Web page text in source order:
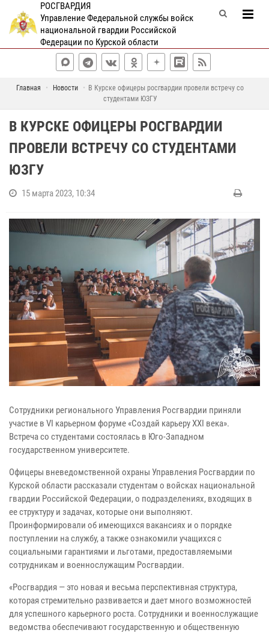
РОСГВАРДИЯ
Управление Федеральной службы войск
национальной гвардии Российской
Федерации по Курской области
Главная Новости
В Курске офицеры росгвардии провели встречу со
студентами ЮЗГУ
В КУРСКЕ ОФИЦЕРЫ РОСГВАРДИИ
ПРОВЕЛИ ВСТРЕЧУ СО СТУДЕНТАМИ
ЮЗГУ
15 марта 2023, 10:34
Сотрудники регионального Управления Росгвардии приняли
участие в VI карьерном форуме «Создай карьеру XXI века».
Встреча со студентами состоялась в Юго-Западном
государственном университете.
Офицеры вневедомственной охраны Управления Росгвардии по
Курской области рассказали студентам о войсках национальной
гвардии Российской Федерации, о подразделениях, входящих в
ее структуру и задачах, которые они выполняют.
Проинформировали об имеющихся вакансиях и о порядке
поступлении на службу, а также ознакомили учащихся с
социальными гарантиями и льготами, предоставляемыми
сотрудникам и военнослужащим Росгвардии.
«Росгвардия — это новая и весьма перспективная структура,
которая стремительно развивается и дает много возможностей
для успешного карьерного роста. Сотрудники и военнослужащие
ведомства обеспечивают государственную и общественную